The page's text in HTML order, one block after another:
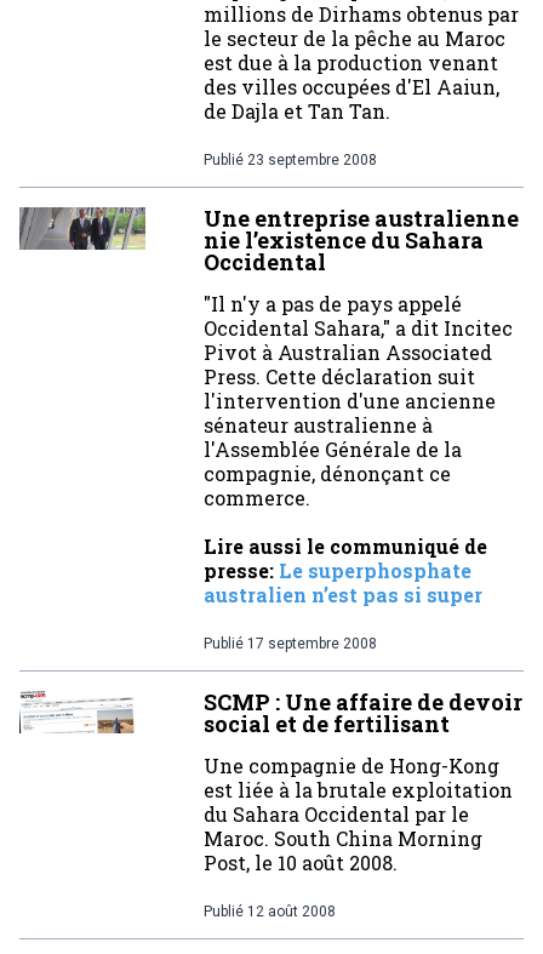
millions de Dirhams obtenus par
le secteur de la pêche au Maroc
est due à la production venant
des villes occupées d'El Aaiun,
de Dajla et Tan Tan.
Publié 23 septembre 2008
Une entreprise australienne
nie l’existence du Sahara
Occidental
"Il n'y a pas de pays appelé
Occidental Sahara," a dit Incitec
Pivot à Australian Associated
Press. Cette déclaration suit
l'intervention d'une ancienne
sénateur australienne à
l'Assemblée Générale de la
compagnie, dénonçant ce
commerce.
Lire aussi le communiqué de
presse: Le superphosphate
australien n’est pas si super
Publié 17 septembre 2008
SCMP : Une affaire de devoir
social et de fertilisant
Une compagnie de Hong-Kong
est liée à la brutale exploitation
du Sahara Occidental par le
Maroc. South China Morning
Post, le 10 août 2008.
Publié 12 août 2008